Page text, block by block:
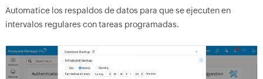
Automatice los respaldos de datos para que se ejecuten en
intervalos regulares con tareas programadas.